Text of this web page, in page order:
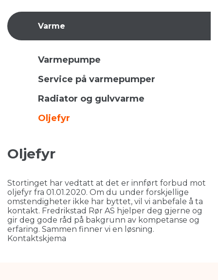
Varme
Varmepumpe
Service på varmepumper
Radiator og gulvvarme
Oljefyr
Oljefyr
Stortinget har vedtatt at det er innført forbud mot
oljefyr fra 01.01.2020. Om du under forskjellige
omstendigheter ikke har byttet, vil vi anbefale å ta
kontakt. Fredrikstad Rør AS hjelper deg gjerne og
gir deg gode råd på bakgrunn av kompetanse og
erfaring. Sammen finner vi en løsning.
Kontaktskjema